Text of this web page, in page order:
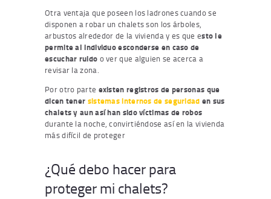
Otra ventaja que poseen los ladrones cuando se
disponen a robar un chalets son los árboles,
arbustos alrededor de la vivienda y es que esto le
permite al individuo esconderse en caso de
escuchar ruido o ver que alguien se acerca a
revisar la zona.
Por otro parte existen registros de personas que
dicen tener sistemas internos de seguridad en sus
chalets y aun así han sido víctimas de robos
durante la noche, convirtiéndose así en la vivienda
más difícil de proteger
¿Qué debo hacer para
proteger mi chalets?